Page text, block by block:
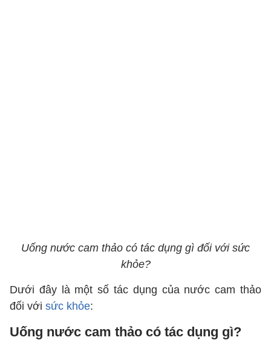
Uống nước cam thảo có tác dụng gì đối với sức
khỏe?
Dưới đây là một số tác dụng của nước cam thảo
đối với sức khỏe:
Uống nước cam thảo có tác dụng gì?